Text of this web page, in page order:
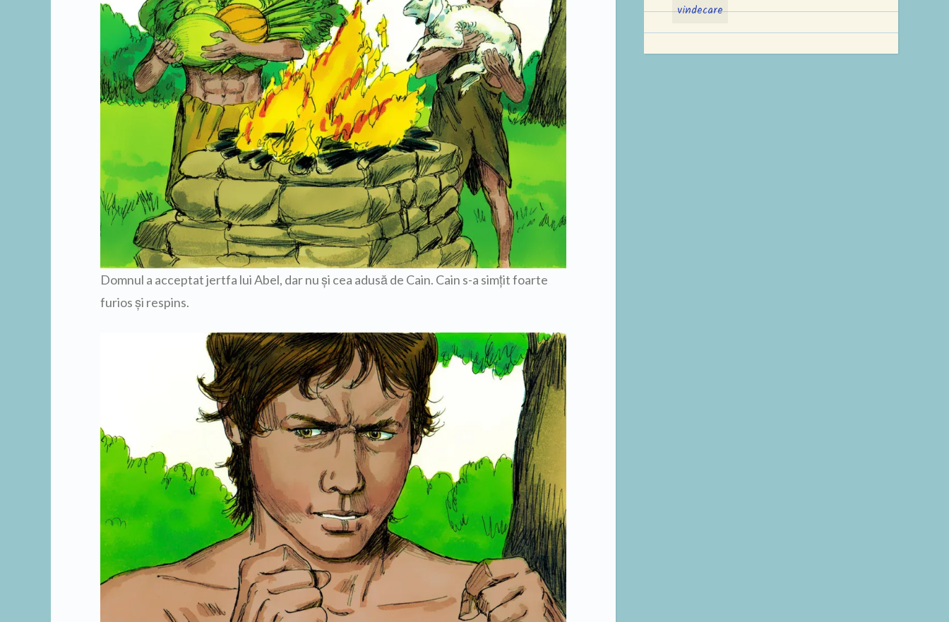
Domnul a acceptat jertfa lui Abel, dar nu şi cea adusă de Cain. Cain s-a simţit foarte
furios şi respins.
vindecare